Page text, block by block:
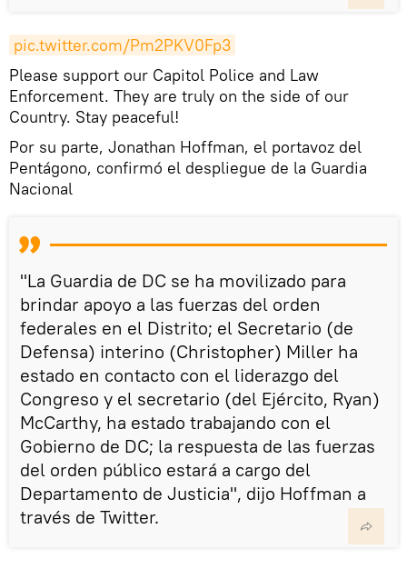
pic.twitter.com/Pm2PKV0Fp3
Please support our Capitol Police and Law
Enforcement. They are truly on the side of our
Country. Stay peaceful!
Por su parte, Jonathan Hoffman, el portavoz del
Pentágono, confirmó el despliegue de la Guardia
Nacional
"La Guardia de DC se ha movilizado para
brindar apoyo a las fuerzas del orden
federales en el Distrito; el Secretario (de
Defensa) interino (Christopher) Miller ha
estado en contacto con el liderazgo del
Congreso y el secretario (del Ejército, Ryan)
McCarthy, ha estado trabajando con el
Gobierno de DC; la respuesta de las fuerzas
del orden público estará a cargo del
Departamento de Justicia", dijo Hoffman a
través de Twitter.